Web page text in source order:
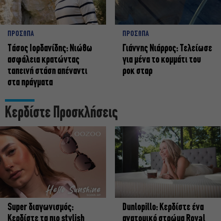
ΠΡΟΣΩΠΑ
Tάσος Ιορδανίδης: Νιώθω
ασφάλεια κρατώντας
ταπεινή στάση απέναντι
στα πράγματα
ΠΡΟΣΩΠΑ
Γιάννης Νιάρρος: Τελείωσε
για μένα το κομμάτι του
ροκ σταρ
Κερδίστε Προσκλήσεις
Super διαγωνισμός:
Κερδίστε τα πιο stylish
Dunlopillo: Κερδίστε ένα
ανατομικό στρώμα Royal